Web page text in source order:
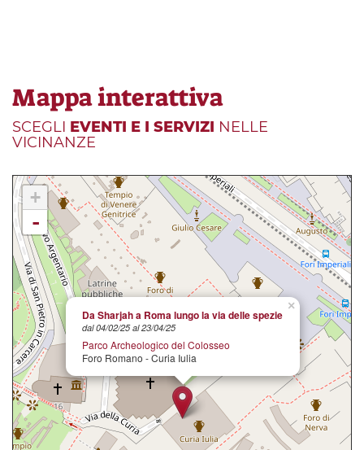
Mappa interattiva
SCEGLI EVENTI E I SERVIZI NELLE
VICINANZE
×
Da Sharjah a Roma lungo la via delle spezie
dal 04/02/25 al 23/04/25
Parco Archeologico del Colosseo
Foro Romano - Curia Iulia
+
-